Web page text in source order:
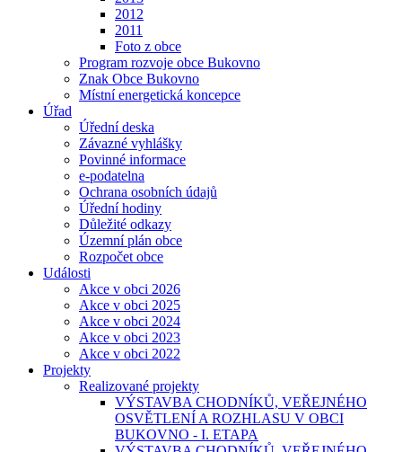
2012
2011
Foto z obce
Program rozvoje obce Bukovno
Znak Obce Bukovno
Místní energetická koncepce
Úřad
Úřední deska
Závazné vyhlášky
Povinné informace
e-podatelna
Ochrana osobních údajů
Úřední hodiny
Důležité odkazy
Územní plán obce
Rozpočet obce
Události
Akce v obci 2026
Akce v obci 2025
Akce v obci 2024
Akce v obci 2023
Akce v obci 2022
Projekty
Realizované projekty
VÝSTAVBA CHODNÍKŮ, VEŘEJNÉHO
OSVĚTLENÍ A ROZHLASU V OBCI
BUKOVNO - I. ETAPA